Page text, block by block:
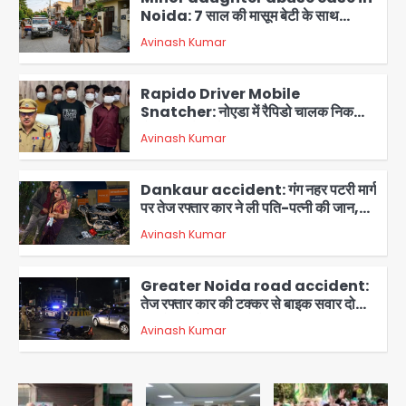
2
Noida: 7 साल की मासूम बेटी के साथ
अश्लील हरकत करने वाले पिता को मां ने रंगेहाथ
पकड़ा, पुलिस ने किया गिरफ्तार
Avinash Kumar
3
Rapido Driver Mobile
Snatcher: नोएडा में रैपिडो चालक निकला
मोबाइल स्नैचर गैंग का मास्टरमाइंड, जीरा-बॉल
बेचने वालों को बेचता था चोरी के फोन; 8
गिरफ्तार, 98 मोबाइल और 450 पार्ट्स बरामद
Avinash Kumar
4
Dankaur accident: गंग नहर पटरी मार्ग
पर तेज रफ्तार कार ने ली पति-पत्नी की जान,
गांव में मातम
Avinash Kumar
5
Greater Noida road accident:
तेज रफ्तार कार की टक्कर से बाइक सवार दो
युवकों की मौत, परिवारों में मातम
Avinash Kumar
Video call funeral: सोनीपत वृद्धाश्रम
में कपड़ा व्यापारी शिवचरण रामरत्न गुप्ता की मौत: